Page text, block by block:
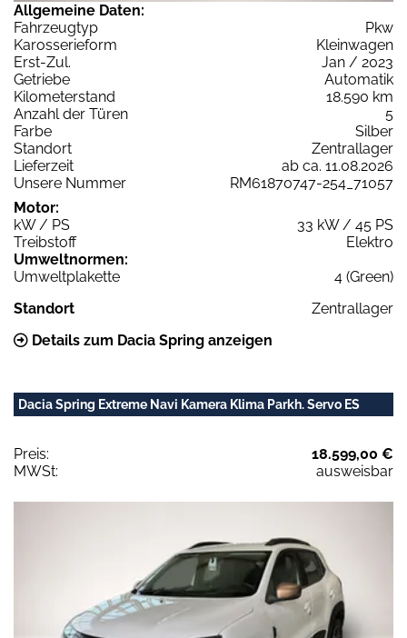
Allgemeine Daten:
Fahrzeugtyp
Pkw
Karosserieform
Kleinwagen
Erst-Zul.
Jan / 2023
Getriebe
Automatik
Kilometerstand
18.590 km
Anzahl der Türen
5
Farbe
Silber
Standort
Zentrallager
Lieferzeit
ab ca. 11.08.2026
Unsere Nummer
RM61870747-254_71057
Motor:
kW / PS
33 kW / 45 PS
Treibstoff
Elektro
Umweltnormen:
Umweltplakette
4 (Green)
Standort
Zentrallager
Details zum Dacia Spring anzeigen
Dacia Spring Extreme Navi Kamera Klima Parkh. Servo ES
Preis:
18.599,00 €
MWSt:
ausweisbar